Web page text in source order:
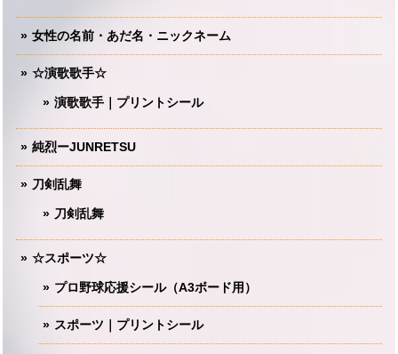
女性の名前・あだ名・ニックネーム
☆演歌歌手☆
演歌歌手｜プリントシール
純烈ーJUNRETSU
刀剣乱舞
刀剣乱舞
☆スポーツ☆
プロ野球応援シール（A3ボード用）
スポーツ｜プリントシール